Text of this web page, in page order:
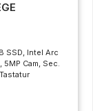
SSD, Intel Arc
Cam, Sec.